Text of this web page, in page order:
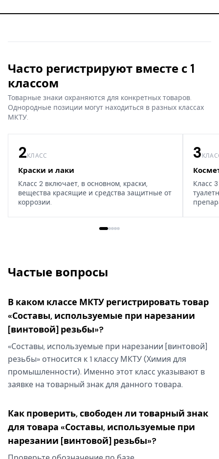
Часто регистрируют вместе с 1
классом
Товарные знаки охраняются для конкретных товаров.
Однородные позиции могут находиться в разных классах
МКТУ.
2КЛАСС
Краски и лаки
Класс 2 включает, в основном, краски,
вещества красящие и средства защитные от
коррозии.
3
Класс
Частые вопросы
В каком классе МКТУ регистрировать товар
«Составы, используемые при нарезании
[винтовой] резьбы»?
«Составы, используемые при нарезании [винтовой]
резьбы» относится к 1 классу МКТУ (Химия для
промышленности). Именно этот класс указывают в
заявке на товарный знак для данного товара.
Как проверить, свободен ли товарный знак
для товара «Составы, используемые при
нарезании [винтовой] резьбы»?